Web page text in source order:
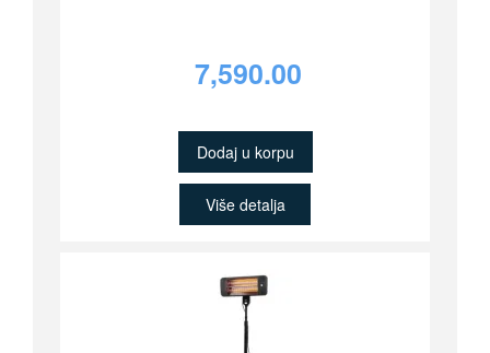
7,590.00
Dodaj u korpu
Više detalja